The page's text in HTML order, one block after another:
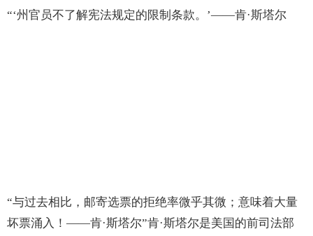
“‘州官员不了解宪法规定的限制条款。’——肯·斯塔尔
“与过去相比，邮寄选票的拒绝率微乎其微；意味着大量
坏票涌入！——肯·斯塔尔”肯·斯塔尔是美国的前司法部